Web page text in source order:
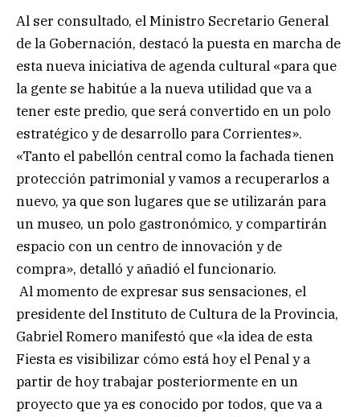
Al ser consultado, el Ministro Secretario General
de la Gobernación, destacó la puesta en marcha de
esta nueva iniciativa de agenda cultural «para que
la gente se habitúe a la nueva utilidad que va a
tener este predio, que será convertido en un polo
estratégico y de desarrollo para Corrientes».
«Tanto el pabellón central como la fachada tienen
protección patrimonial y vamos a recuperarlos a
nuevo, ya que son lugares que se utilizarán para
un museo, un polo gastronómico, y compartirán
espacio con un centro de innovación y de
compra», detalló y añadió el funcionario.
Al momento de expresar sus sensaciones, el
presidente del Instituto de Cultura de la Provincia,
Gabriel Romero manifestó que «la idea de esta
Fiesta es visibilizar cómo está hoy el Penal y a
partir de hoy trabajar posteriormente en un
proyecto que ya es conocido por todos, que va a